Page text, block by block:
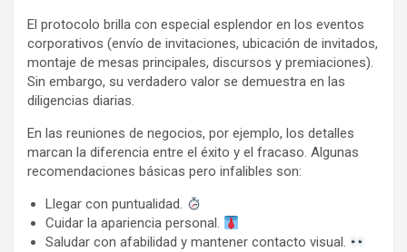
El protocolo brilla con especial esplendor en los eventos
corporativos (envío de invitaciones, ubicación de invitados,
montaje de mesas principales, discursos y premiaciones).
Sin embargo, su verdadero valor se demuestra en las
diligencias diarias.
En las reuniones de negocios, por ejemplo, los detalles
marcan la diferencia entre el éxito y el fracaso. Algunas
recomendaciones básicas pero infalibles son:
Llegar con puntualidad.
Cuidar la apariencia personal.
Saludar con afabilidad y mantener contacto visual.